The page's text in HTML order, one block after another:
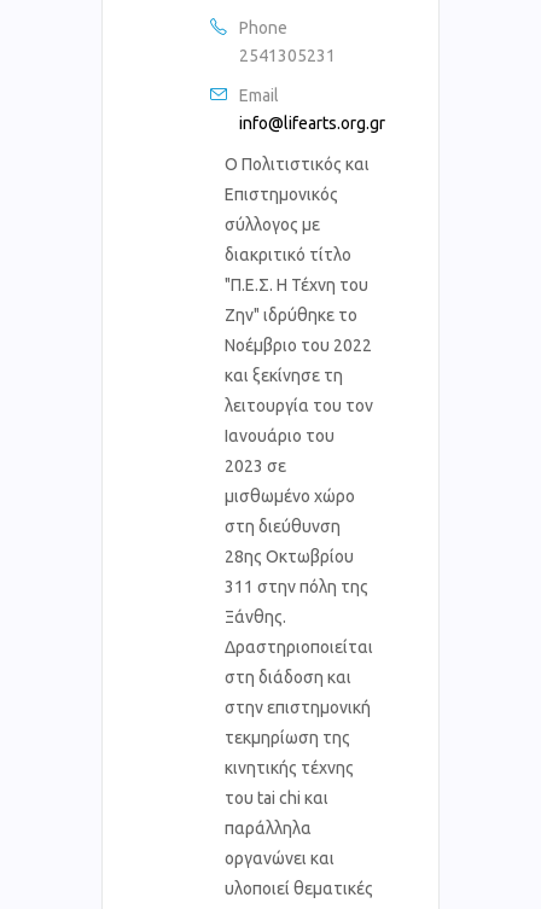
Phone
2541305231
Email
info@lifearts.org.gr
Ο Πολιτιστικός και
Επιστημονικός
σύλλογος με
διακριτικό τίτλο
"Π.Ε.Σ. Η Τέχνη του
Ζην" ιδρύθηκε το
Νοέμβριο του 2022
και ξεκίνησε τη
λειτουργία του τον
Ιανουάριο του
2023 σε
μισθωμένο χώρο
στη διεύθυνση
28ης Οκτωβρίου
311 στην πόλη της
Ξάνθης.
Δραστηριοποιείται
στη διάδοση και
στην επιστημονική
τεκμηρίωση της
κινητικής τέχνης
του tai chi και
παράλληλα
οργανώνει και
υλοποιεί θεματικές